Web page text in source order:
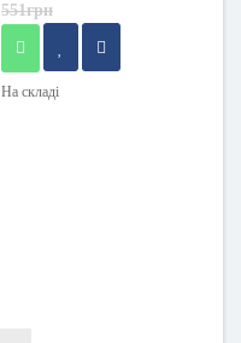
551грн
На складі